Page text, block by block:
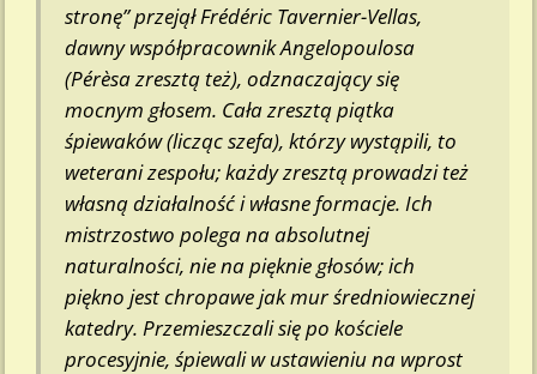
stronę” przejął Frédéric Tavernier-Vellas,
dawny współpracownik Angelopoulosa
(Pérèsa zresztą też), odznaczający się
mocnym głosem. Cała zresztą piątka
śpiewaków (licząc szefa), którzy wystąpili, to
weterani zespołu; każdy zresztą prowadzi też
własną działalność i własne formacje. Ich
mistrzostwo polega na absolutnej
naturalności, nie na pięknie głosów; ich
piękno jest chropawe jak mur średniowiecznej
katedry. Przemieszczali się po kościele
procesyjnie, śpiewali w ustawieniu na wprost